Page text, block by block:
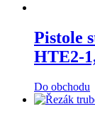
Pistole
HTE2-
Do obchodu